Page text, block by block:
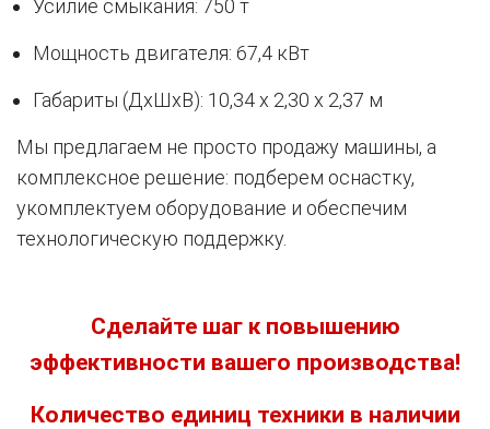
Усилие смыкания: 750 т
Мощность двигателя: 67,4 кВт
Габариты (ДхШхВ): 10,34 x 2,30 x 2,37 м
Мы предлагаем не просто продажу машины, а
комплексное решение: подберем оснастку,
укомплектуем оборудование и обеспечим
технологическую поддержку.
Сделайте шаг к повышению
эффективности вашего производства!
Количество единиц техники в наличии